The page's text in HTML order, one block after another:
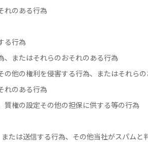
れのある行為
る行為
、またはそれらのおそれのある行為
他の権利を侵害する行為、またはそれら
れのある行為
権の設定その他の担保に供する等の行為
たは送信する行為、その他当社がスパムと